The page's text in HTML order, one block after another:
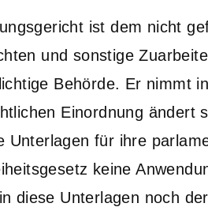
ist dem nicht
und sonstige
Behörde. Er nimmt
Einordnung ändert
Unterlagen für ihre
keine
diese Unterlagen noch